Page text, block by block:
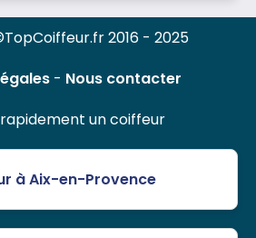
2016 - 2025
- Nous contacter
un coiffeur
à Aix-en-Provence